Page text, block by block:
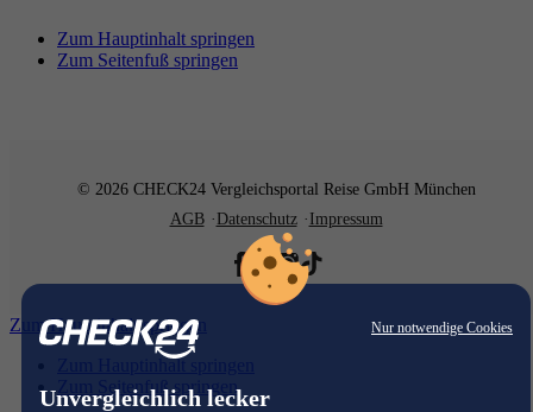
Nur notwendige Cookies
Unvergleichlich lecker
Zum Hauptinhalt springen
Zum Seitenfuß springen
© 2026 CHECK24 Vergleichsportal Reise GmbH München
AGB
Datenschutz Impressum
Zum Hauptinhalt springen
Zum Hauptinhalt springen
Zum Seitenfuß springen